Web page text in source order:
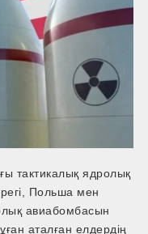
тактикалық ядролық
Польша мен
авиабомбасын
аталған елдердің